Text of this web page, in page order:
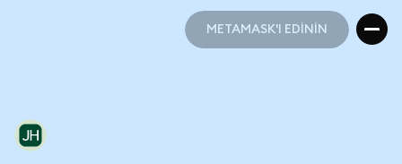
METAMASK'I EDİNİN